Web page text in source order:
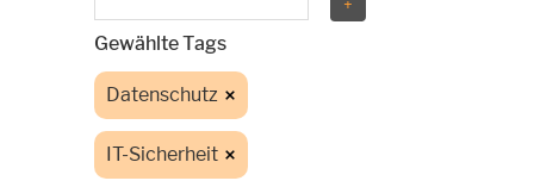
Gewählte Tags
Datenschutz
IT-Sicherheit